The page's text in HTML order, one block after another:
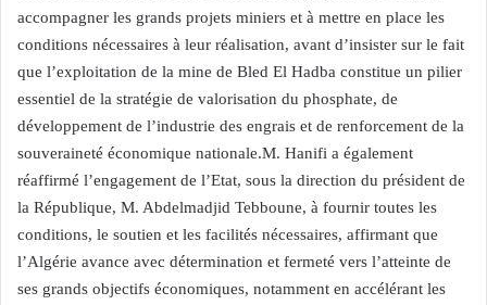
accompagner les grands projets miniers et à mettre en place les
conditions nécessaires à leur réalisation, avant d’insister sur le fait
que l’exploitation de la mine de Bled El Hadba constitue un pilier
essentiel de la stratégie de valorisation du phosphate, de
développement de l’industrie des engrais et de renforcement de la
souveraineté économique nationale.M. Hanifi a également
réaffirmé l’engagement de l’Etat, sous la direction du président de
la République, M. Abdelmadjid Tebboune, à fournir toutes les
conditions, le soutien et les facilités nécessaires, affirmant que
l’Algérie avance avec détermination et fermeté vers l’atteinte de
ses grands objectifs économiques, notamment en accélérant les